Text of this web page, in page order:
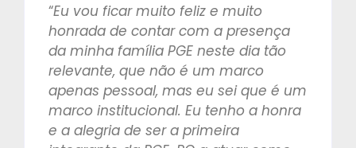
“Eu vou ficar muito feliz e muito
honrada de contar com a presença
da minha família PGE neste dia tão
relevante, que não é um marco
apenas pessoal, mas eu sei que é um
marco institucional. Eu tenho a honra
e a alegria de ser a primeira